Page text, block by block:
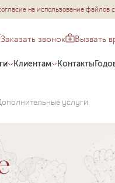
на использование файлов
Заказать звонок Вызвать
Клиентам Контакты
услуги